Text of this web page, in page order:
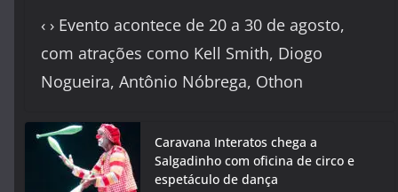
‹ › Evento acontece de 20 a 30 de agosto,
com atrações como Kell Smith, Diogo
Nogueira, Antônio Nóbrega, Othon
Caravana Interatos chega a
Salgadinho com oficina de circo e
espetáculo de dança